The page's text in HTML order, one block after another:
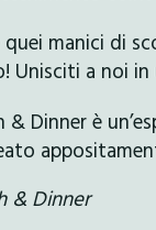
manici di
Unisciti a noi
& Dinner è
& Dinner